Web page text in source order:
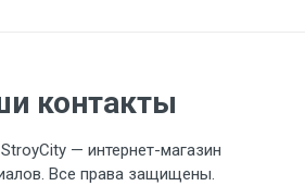
контакты
— интернет-магазин
Все права защищены.